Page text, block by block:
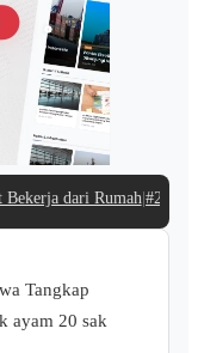
dari Rumah|#2 -
Tangkap
ayam 20 sak